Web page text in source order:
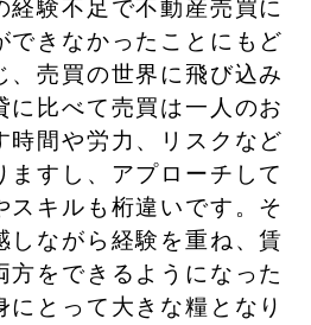
経験不足で不動産売買に
できなかったことにもど
、売買の世界に飛び込み
に比べて売買は一人のお
時間や労力、リスクなど
ますし、アプローチして
スキルも桁違いです。そ
しながら経験を重ね、賃
方をできるようになった
にとって大きな糧となり